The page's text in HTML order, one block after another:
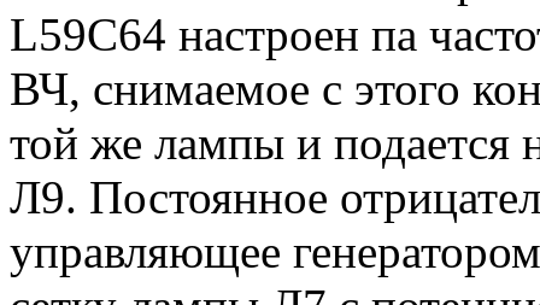
L59C64 настроен па
ВЧ, снимаемое с этого
той же лампы и
Л9. Постоянное
управляющее